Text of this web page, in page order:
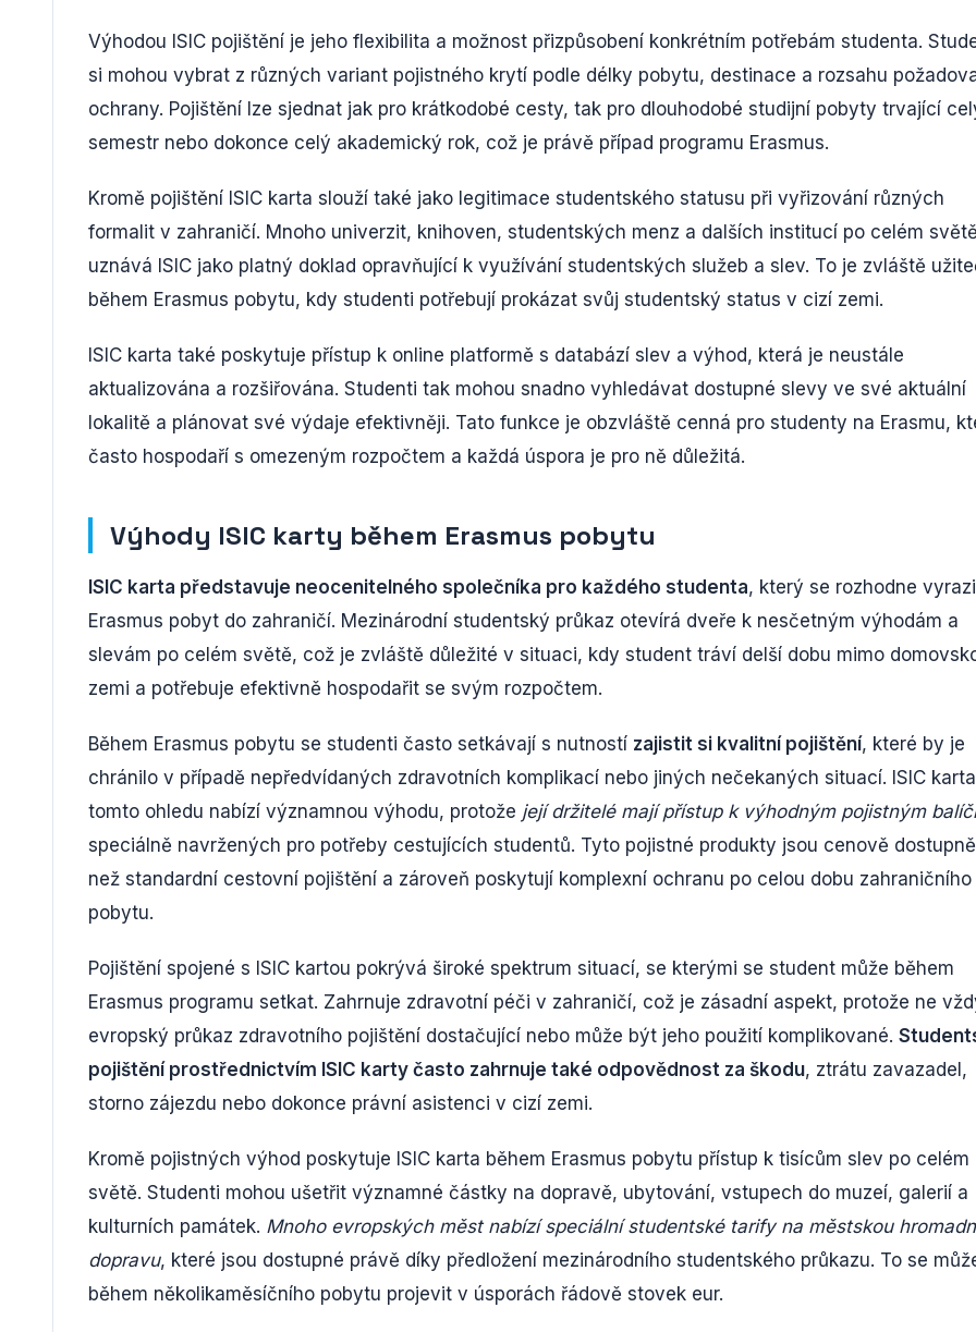
Výhodou ISIC pojištění je jeho flexibilita a možnost přizpůsobení konkrétním potřebám studenta.
si mohou vybrat z různých variant pojistného krytí podle délky pobytu, destinace a rozsahu
ochrany. Pojištění lze sjednat jak pro krátkodobé cesty, tak pro dlouhodobé studijní pobyty trvající
semestr nebo dokonce celý akademický rok, což je právě případ programu Erasmus.
Kromě pojištění ISIC karta slouží také jako legitimace studentského statusu při vyřizování různých
formalit v zahraničí. Mnoho univerzit, knihoven, studentských menz a dalších institucí po celém
uznává ISIC jako platný doklad opravňující k využívání studentských služeb a slev. To je zvláště
během Erasmus pobytu, kdy studenti potřebují prokázat svůj studentský status v cizí zemi.
ISIC karta také poskytuje přístup k online platformě s databází slev a výhod, která je neustále
aktualizována a rozšiřována. Studenti tak mohou snadno vyhledávat dostupné slevy ve své aktuální
lokalitě a plánovat své výdaje efektivněji. Tato funkce je obzvláště cenná pro studenty na Erasmu,
často hospodaří s omezeným rozpočtem a každá úspora je pro ně důležitá.
Výhody ISIC karty během Erasmus pobytu
ISIC karta představuje neocenitelného společníka pro každého studenta, který se rozhodne
Erasmus pobyt do zahraničí. Mezinárodní studentský průkaz otevírá dveře k nesčetným výhodám a
slevám po celém světě, což je zvláště důležité v situaci, kdy student tráví delší dobu mimo
zemi a potřebuje efektivně hospodařit se svým rozpočtem.
Během Erasmus pobytu se studenti často setkávají s nutností zajistit si kvalitní pojištění, které by je
chránilo v případě nepředvídaných zdravotních komplikací nebo jiných nečekaných situací. ISIC
tomto ohledu nabízí významnou výhodu, protože její držitelé mají přístup k výhodným pojistným
speciálně navržených pro potřeby cestujících studentů. Tyto pojistné produkty jsou cenově
než standardní cestovní pojištění a zároveň poskytují komplexní ochranu po celou dobu zahraničního
pobytu.
Pojištění spojené s ISIC kartou pokrývá široké spektrum situací, se kterými se student může během
Erasmus programu setkat. Zahrnuje zdravotní péči v zahraničí, což je zásadní aspekt, protože ne
evropský průkaz zdravotního pojištění dostačující nebo může být jeho použití komplikované.
pojištění prostřednictvím ISIC karty často zahrnuje také odpovědnost za škodu, ztrátu zavazadel,
storno zájezdu nebo dokonce právní asistenci v cizí zemi.
Kromě pojistných výhod poskytuje ISIC karta během Erasmus pobytu přístup k tisícům slev po celém
světě. Studenti mohou ušetřit významné částky na dopravě, ubytování, vstupech do muzeí, galerií a
kulturních památek. Mnoho evropských měst nabízí speciální studentské tarify na městskou
dopravu, které jsou dostupné právě díky předložení mezinárodního studentského průkazu. To se
během několikaměsíčního pobytu projevit v úsporách řádově stovek eur.